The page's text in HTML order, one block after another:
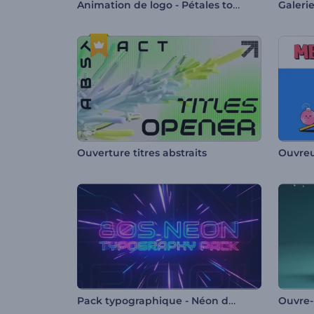
Animation de logo - Pétales tombants
Ouverture titres abstraits
Pack typographique - Néon des années 80